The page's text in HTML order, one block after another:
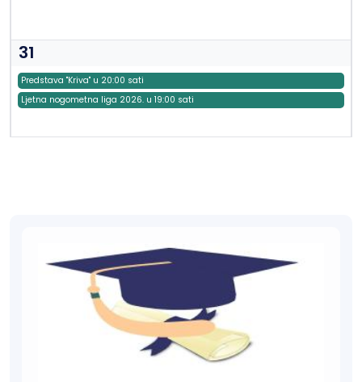
31
Predstava "Kriva" u 20:00 sati
Ljetna nogometna liga 2026. u 19:00 sati